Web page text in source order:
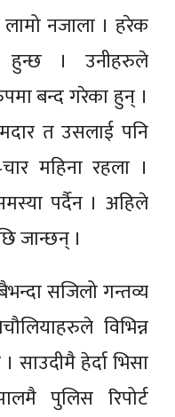
नजाला । हरेक
। उनीहरुले
बन्द गरेका हुन् ।
त उसलाई पनि
महिना रहला ।
पर्दैन । अहिले
जान्छन् ।
सजिलो गन्तव्य
विभिन्न
साउदीमै हेर्दा भिसा
पुलिस रिपोर्ट